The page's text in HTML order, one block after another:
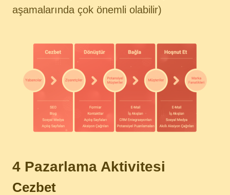
aşamalarında çok önemli olabilir)
4 Pazarlama Aktivitesi
Cezbet